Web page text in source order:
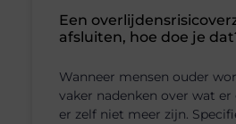
Een
afsluiten, hoe doe je
Wanneer mensen ouder
vaker nadenken over wat
er zelf niet meer zijn.